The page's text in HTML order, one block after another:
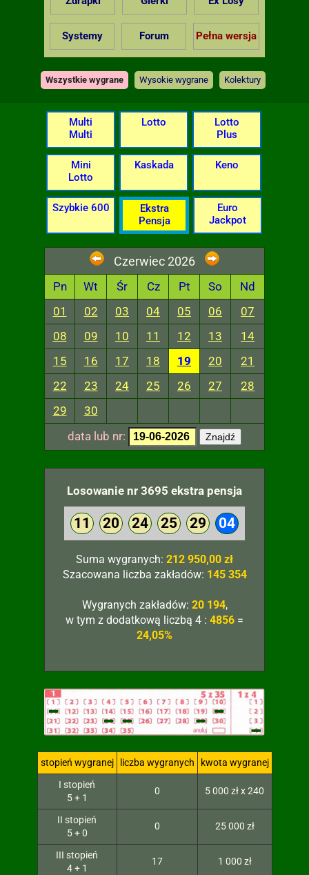
Systemy Forum Pełna wersja
Wszystkie wygrane Wysokie wygrane Kolektury
Multi
Multi
Lotto
Lotto
Plus
Mini
Lotto
Kaskada Keno
Szybkie 600
Ekstra
Pensja
Euro
Jackpot
Czerwiec 2026
Pn Wt Śr Cz Pt So
Nd
01
02 03 04 05 06
07
08
09 10 11 12 13
14
15
16 17 18 19 20
21
22
23 24 25 26 27
28
29
30
data lub nr:
Znajdź
Losowanie nr 3695 ekstra pensja
11 20 24 25 29 04
Suma wygranych: 212 950,00 zł
Szacowana liczba zakładów: 145 354
Wygranych zakładów: 20 194,
w tym z dodatkową liczbą 4 : 4856 =
24,05%
stopień wygranej liczba wygranych
kwota wygranej
I stopień
5 + 1
0 5 000 zł x 240
II stopień
5 + 0
0 25 000 zł
III stopień
4 + 1
17 1 000 zł